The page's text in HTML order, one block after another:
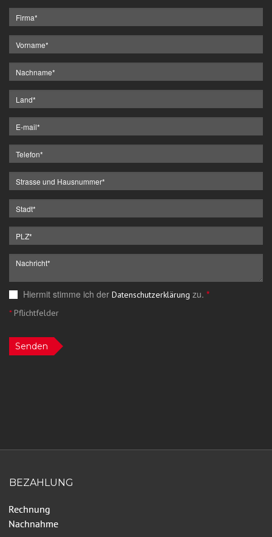
Hiermit stimme ich der Datenschutzerklärung zu. *
*Pflichtfelder
Senden
BEZAHLUNG